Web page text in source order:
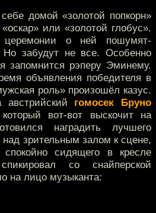
домой «золотой попкорн»
или «золотой глобус».
церемонии о ней пошумят-
забудут не все. Особенно
запомнится рэперу Эминему.
объявления победителя в
роль» произошёл казус.
австрийский гомосек Бруно
вот-вот выскочит на
наградить лучшего
зрительным залом к сцене,
сидящего в кресле
со снайперской
на лицо музыканта: